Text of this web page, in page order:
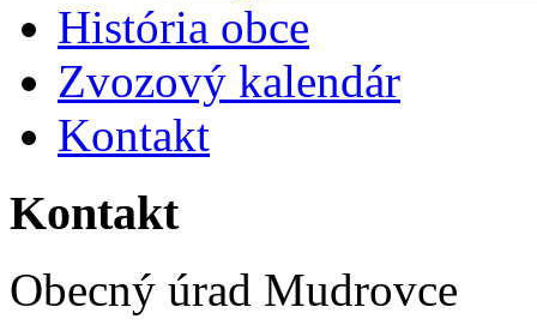
História obce
Zvozový kalendár
Kontakt
Kontakt
Obecný úrad Mudrovce